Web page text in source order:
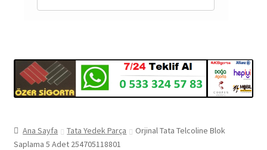
Ana Sayfa Tata Yedek Parça
Orjinal Tata Telcoline Blok
Saplama 5 Adet 254705118801